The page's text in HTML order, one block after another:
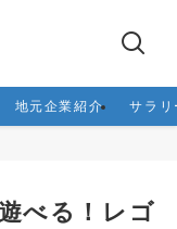
地元企業紹介 サラリ
べる！レゴ